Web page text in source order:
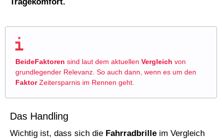
Tragekomfort.
BeideFaktoren sind laut dem aktuellen Vergleich von
grundlegender Relevanz. So auch dann, wenn es um den
FaktorZeitersparnis im Rennen geht.
Das Handling
Wichtig ist, dass sich die Fahrradbrille im Vergleich